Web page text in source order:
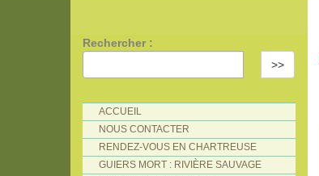
Rechercher :
>>
ACCUEIL
NOUS CONTACTER
RENDEZ-VOUS EN CHARTREUSE
GUIERS MORT : RIVIÈRE SAUVAGE